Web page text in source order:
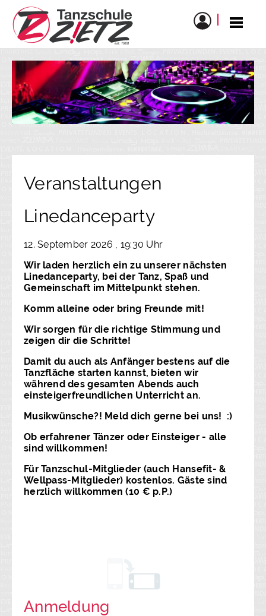
Veranstaltungen
Linedanceparty
12. September 2026 , 19:30 Uhr
Wir laden herzlich ein zu unserer nächsten
Linedanceparty, bei der Tanz, Spaß und
Gemeinschaft im Mittelpunkt stehen.
Komm alleine oder bring Freunde mit!
Wir sorgen für die richtige Stimmung und
zeigen dir die Schritte!
Damit du auch als Anfänger bestens auf die
Tanzfläche starten kannst, bieten wir
während des gesamten Abends auch
einsteigerfreundlichen Unterricht an.
Musikwünsche?! Meld dich gerne bei uns! :)
Ob erfahrener Tänzer oder Einsteiger - alle
sind willkommen!
Für Tanzschul-Mitglieder (auch Hansefit- &
Wellpass-Mitglieder) kostenlos. Gäste sind
herzlich willkommen (10 € p.P.)
Anmeldung